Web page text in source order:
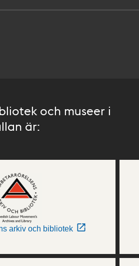
och museer i
är:
arkiv och bibliotek